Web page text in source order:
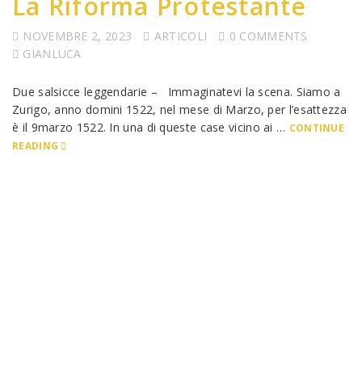
NOVEMBRE 2, 2023 ARTICOLI
0 COMMENTS
GIANLUCA
Due salsicce leggendarie – Immaginatevi la scena. Siamo a
Zurigo, anno domini 1522, nel mese di Marzo, per l’esattezza
è il 9marzo 1522. In una di queste case vicino ai … CONTINUE
READING